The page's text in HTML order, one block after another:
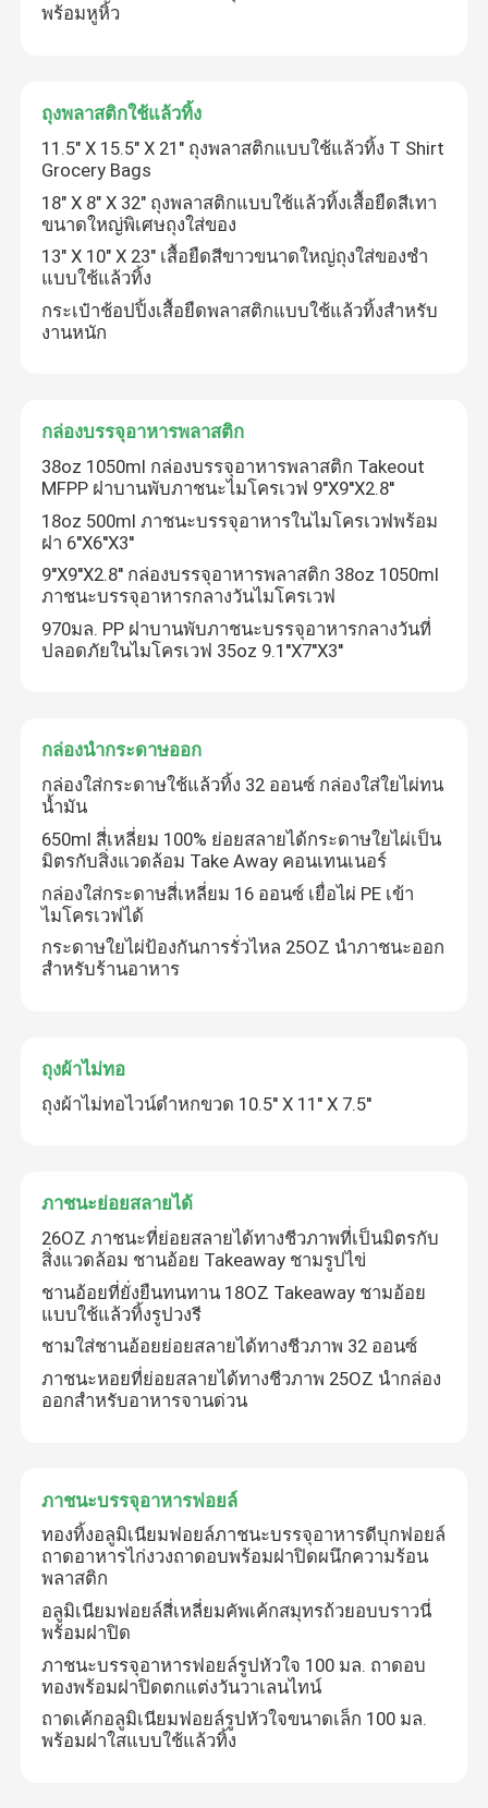
สินค้า
การแสดง VR
เกี่ยวกับเรา
ควบคุมคุณภาพ
ติดต่อเรา
ข่าว
กรณี
พร้อมหูหิ้ว
ถุงพลาสติกใช้แล้วทิ้ง
11.5" X 15.5" X 21" ถุงพลาสติกแบบใช้แล้วทิ้ง T Shirt
Grocery Bags
18" X 8" X 32" ถุงพลาสติกแบบใช้แล้วทิ้งเสื้อยืดสีเทา
ขนาดใหญ่พิเศษถุงใส่ของ
13" X 10" X 23" เสื้อยืดสีขาวขนาดใหญ่ถุงใส่ของชำ
แบบใช้แล้วทิ้ง
กระเป๋าช้อปปิ้งเสื้อยืดพลาสติกแบบใช้แล้วทิ้งสำหรับ
งานหนัก
กล่องบรรจุอาหารพลาสติก
38oz 1050ml กล่องบรรจุอาหารพลาสติก Takeout
MFPP ฝาบานพับภาชนะไมโครเวฟ 9''X9''X2.8''
18oz 500ml ภาชนะบรรจุอาหารในไมโครเวฟพร้อม
ฝา 6''X6''X3''
9''X9''X2.8'' กล่องบรรจุอาหารพลาสติก 38oz 1050ml
ภาชนะบรรจุอาหารกลางวันไมโครเวฟ
970มล. PP ฝาบานพับภาชนะบรรจุอาหารกลางวันที่
ปลอดภัยในไมโครเวฟ 35oz 9.1''X7''X3''
กล่องนำกระดาษออก
กล่องใส่กระดาษใช้แล้วทิ้ง 32 ออนซ์ กล่องใส่ใยไผ่ทน
น้ำมัน
650ml สี่เหลี่ยม 100% ย่อยสลายได้กระดาษใยไผ่เป็น
มิตรกับสิ่งแวดล้อม Take Away คอนเทนเนอร์
กล่องใส่กระดาษสี่เหลี่ยม 16 ออนซ์ เยื่อไผ่ PE เข้า
ไมโครเวฟได้
กระดาษใยไผ่ป้องกันการรั่วไหล 25OZ นำภาชนะออก
สำหรับร้านอาหาร
ถุงผ้าไม่ทอ
ถุงผ้าไม่ทอไวน์ดำหกขวด 10.5'' X 11'' X 7.5''
ภาชนะย่อยสลายได้
26OZ ภาชนะที่ย่อยสลายได้ทางชีวภาพที่เป็นมิตรกับ
สิ่งแวดล้อม ชานอ้อย Takeaway ชามรูปไข่
ชานอ้อยที่ยั่งยืนทนทาน 18OZ Takeaway ชามอ้อย
แบบใช้แล้วทิ้งรูปวงรี
ชามใส่ชานอ้อยย่อยสลายได้ทางชีวภาพ 32 ออนซ์
ภาชนะหอยที่ย่อยสลายได้ทางชีวภาพ 25OZ นำกล่อง
ออกสำหรับอาหารจานด่วน
ภาชนะบรรจุอาหารฟอยล์
ทองทิ้งอลูมิเนียมฟอยล์ภาชนะบรรจุอาหารดีบุกฟอยล์
ถาดอาหารไก่งวงถาดอบพร้อมฝาปิดผนึกความร้อน
พลาสติก
อลูมิเนียมฟอยล์สี่เหลี่ยมคัพเค้กสมุทรถ้วยอบบราวนี่
พร้อมฝาปิด
ภาชนะบรรจุอาหารฟอยล์รูปหัวใจ 100 มล. ถาดอบ
ทองพร้อมฝาปิดตกแต่งวันวาเลนไทน์
ถาดเค้กอลูมิเนียมฟอยล์รูปหัวใจขนาดเล็ก 100 มล.
พร้อมฝาใสแบบใช้แล้วทิ้ง